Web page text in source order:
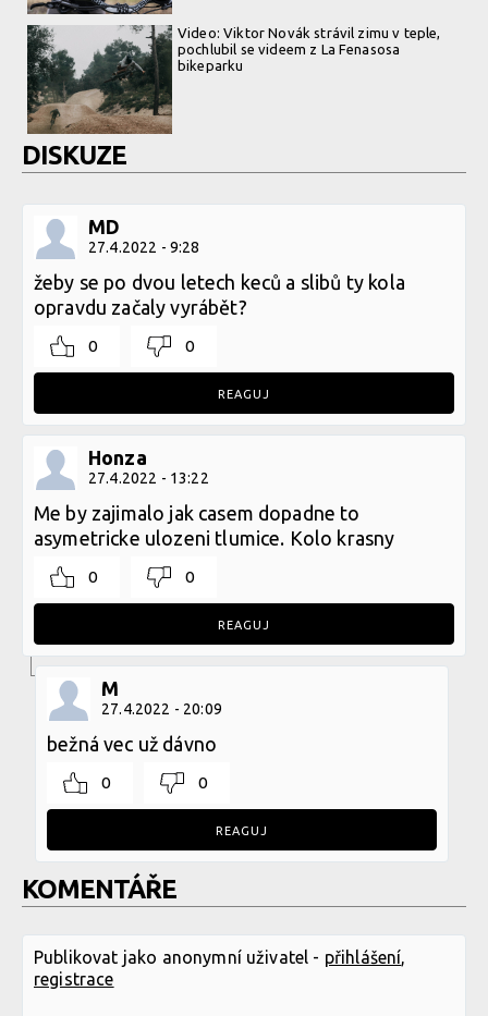
Video: Viktor Novák strávil zimu v teple,
pochlubil se videem z La Fenasosa
bikeparku
DISKUZE
MD
27.4.2022 - 9:28
žeby se po dvou letech keců a slibů ty kola
opravdu začaly vyrábět?
0 0
REAGUJ
Honza
27.4.2022 - 13:22
Me by zajimalo jak casem dopadne to
asymetricke ulozeni tlumice. Kolo krasny
0 0
REAGUJ
M
27.4.2022 - 20:09
bežná vec už dávno
0 0
REAGUJ
KOMENTÁŘE
Publikovat jako anonymní uživatel - přihlášení
registrace